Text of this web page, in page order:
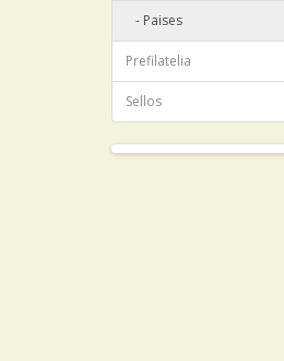
- Paises
Prefilatelia
Sellos